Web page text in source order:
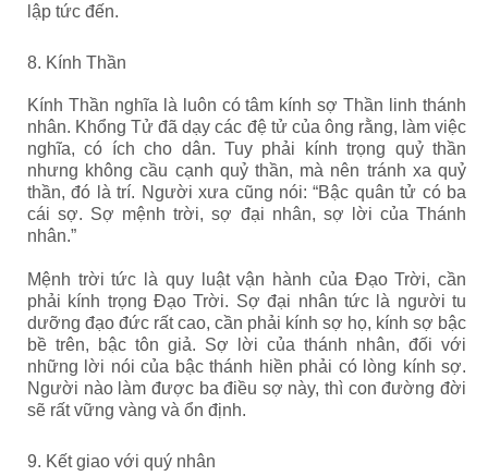
lập tức đến.
8. Kính Thần
Kính Thần nghĩa là luôn có tâm kính sợ Thần linh thánh
nhân. Khổng Tử đã dạy các đệ tử của ông rằng, làm việc
nghĩa, có ích cho dân. Tuy phải kính trọng quỷ thần
nhưng không cầu cạnh quỷ thần, mà nên tránh xa quỷ
thần, đó là trí. Người xưa cũng nói: “Bậc quân tử có ba
cái sợ. Sợ mệnh trời, sợ đại nhân, sợ lời của Thánh
nhân.”
Mệnh trời tức là quy luật vận hành của Đạo Trời, cần
phải kính trọng Đạo Trời. Sợ đại nhân tức là người tu
dưỡng đạo đức rất cao, cần phải kính sợ họ, kính sợ bậc
bề trên, bậc tôn giả. Sợ lời của thánh nhân, đối với
những lời nói của bậc thánh hiền phải có lòng kính sợ.
Người nào làm được ba điều sợ này, thì con đường đời
sẽ rất vững vàng và ổn định.
9. Kết giao với quý nhân